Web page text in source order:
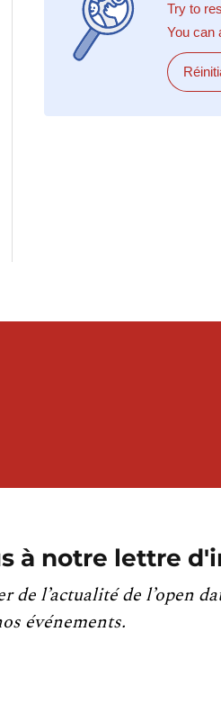
Try to
You can
à notre lettre
de l’actualité de l’open
événements.